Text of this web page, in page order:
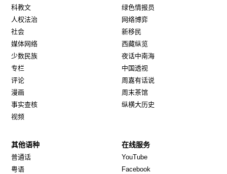
科教文
人权法治
社会
媒体网络
少数民族
专栏
评论
漫画
事实查核
视频
绿色情报员
网络博弈
新移民
西藏纵览
夜话中南海
中国透视
周嘉有话说
周末茶馆
纵横大历史
其他语种
普通话
粤语
在线服务
YouTube
Facebook